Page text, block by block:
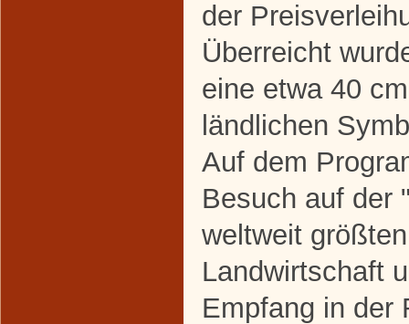
der
Überreicht
eine etwa 40
ländlichen
Auf dem
Besuch auf der
weltweit
Landwirtschaft
Empfang in der